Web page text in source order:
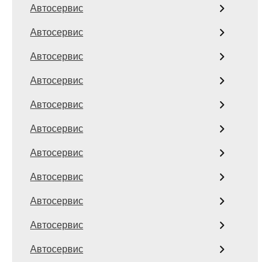
Автосервис
Автосервис
Автосервис
Автосервис
Автосервис
Автосервис
Автосервис
Автосервис
Автосервис
Автосервис
Автосервис